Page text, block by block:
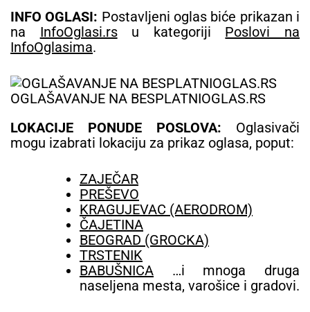
INFO OGLASI: Postavljeni oglas biće prikazan i
na InfoOglasi.rsu kategoriji Poslovi na
InfoOglasima.
OGLAŠAVANJE NA BESPLATNIOGLAS.RS
LOKACIJE PONUDE POSLOVA: Oglasivači
mogu izabrati lokaciju za prikaz oglasa, poput:
ZAJEČAR
PREŠEVO
KRAGUJEVAC (AERODROM)
ČAJETINA
BEOGRAD (GROCKA)
TRSTENIK
BABUŠNICA …i mnoga druga
naseljena mesta, varošice i gradovi.